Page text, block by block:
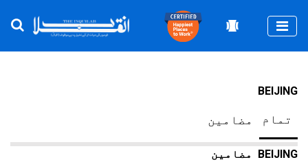
BEIJING
مضامین تمام
BEIJING